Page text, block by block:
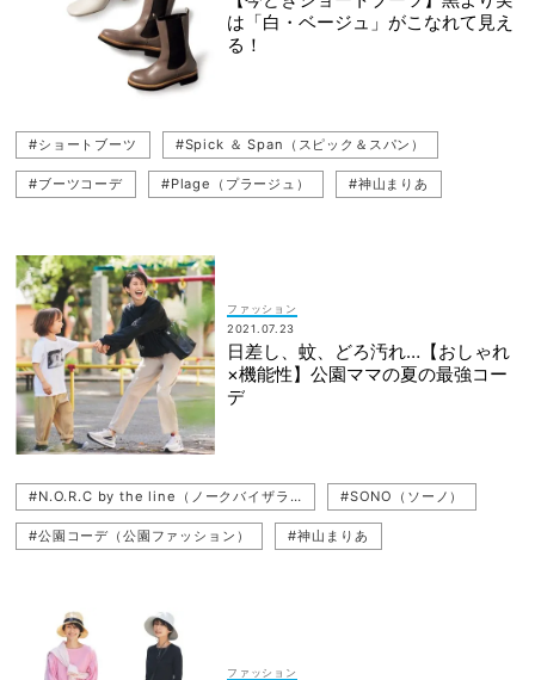
は「白・ベージュ」がこなれて見え
る！
#ショートブーツ #Spick ＆ Span（スピック＆スパン）
#ブーツコーデ #Plage（プラージュ） #神山まりあ
#INSCRIRE（アンスクリア）
#JANE SMITH（ジェーン スミス）
#GALERIE VIE（ギャルリー・ヴィー）
ファッション
2021.07.23
日差し、蚊、どろ汚れ…【おしゃれ
×機能性】公園ママの夏の最強コー
デ
#N.O.R.C by the line（ノークバイザライン） #SONO（ソーノ）
#公園コーデ（公園ファッション） #神山まりあ
#ママファッション
ファッション